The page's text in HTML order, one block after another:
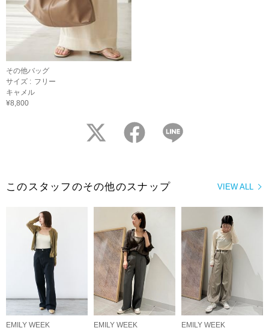
その他バッグ
サイズ : フリー
キャメル
¥8,800
twitter facebook
VIEW ALL
このスタッフのその他のスナップ
EMILY WEEK
EMILY WEEK
EMILY WEEK